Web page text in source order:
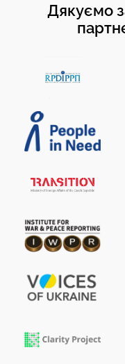
Дякуємо